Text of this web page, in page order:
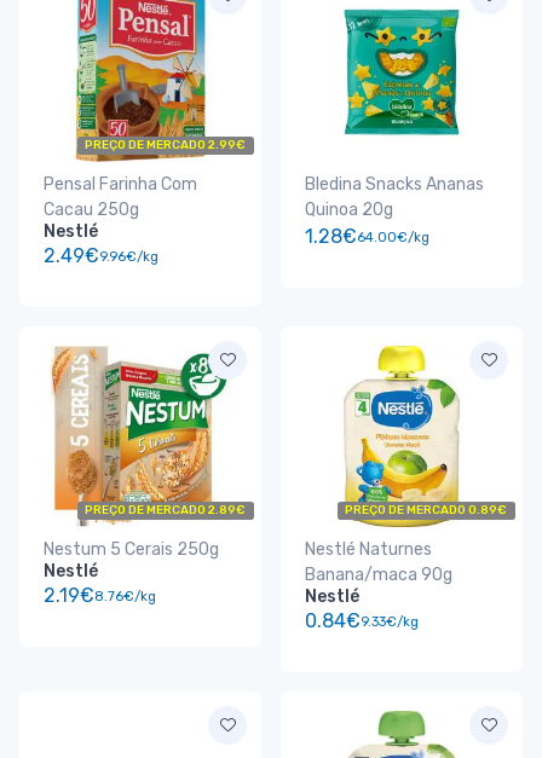
PREÇO DE MERCADO 2.99€
Pensal Farinha Com
Cacau 250g
Nestlé
2.49€9.96€/kg
Bledina Snacks Ananas
Quinoa 20g
1.28€64.00€/kg
PREÇO DE MERCADO 2.89€
Nestum 5 Cerais 250g
Nestlé
2.19€8.76€/kg
PREÇO DE MERCADO 0.89€
Nestlé Naturnes
Banana/maca 90g
Nestlé
0.84€9.33€/kg